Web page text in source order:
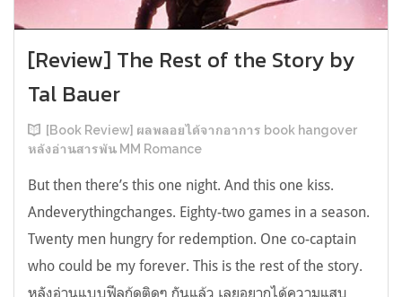
[Review] The Rest of the Story by
Tal Bauer
[Book Review] ผลพลอยได้จากอาการ book hangover
หลังอ่านสารพัน MM Romance
But then there’s this one night. And this one kiss.
Andeverythingchanges. Eighty-two games in a season.
Twenty men hungry for redemption. One co-captain
who could be my forever. This is the rest of the story.
หลังอ่านแบบฟีลกู้ดติดๆ กันแล้ว เลยอยากได้ความแสบ